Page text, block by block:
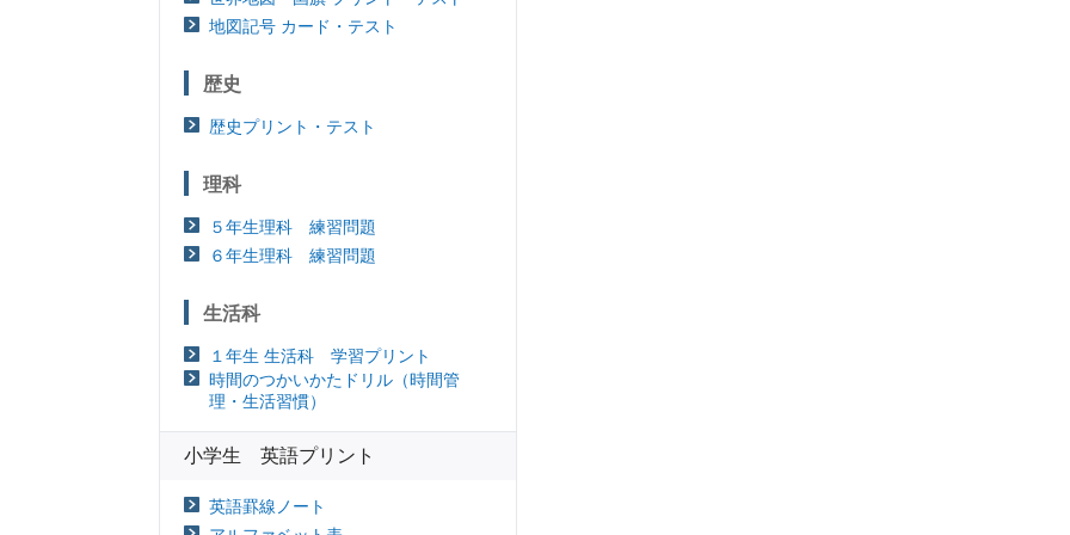
地図記号 カード・テスト
歴史
歴史プリント・テスト
理科
５年生理科 練習問題
６年生理科 練習問題
生活科
１年生 生活科 学習プリント
時間のつかいかたドリル（時間管
理・生活習慣）
小学生 英語プリント
英語罫線ノート